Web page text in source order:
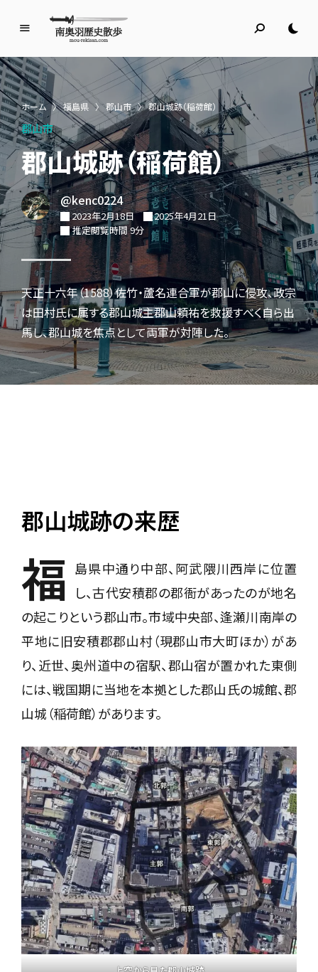
奥
羽
歴
史
散
歩
名所旧跡と館めぐり
ホーム 〉 福島県 〉 郡山市 〉 郡山城跡（稲荷館）
郡山市
郡山城跡（稲荷館）
@kenc0224
2023年2月18日
2025年4月21日
推定閲覧時間 9分
天正十六年（1588）佐竹・蘆名連合軍が郡山に侵攻、政宗
は田村氏に属する郡山城主郡山頼祐を救援すべく自ら出
馬し、郡山城を焦点として両軍が対陣した。
郡山城跡の来歴
福 島県中通り中部、阿武隈川西岸に位置
し、古代安積郡の郡衙があったのが地名
の起こりという郡山市。市域中央部、逢瀬川南岸の
平地に旧安積郡郡山村（現郡山市大町ほか）があ
り、近世、奥州道中の宿駅、郡山宿が置かれた東側
には、戦国期に当地を本拠とした郡山氏の城館、郡
山城（稲荷館）があります。